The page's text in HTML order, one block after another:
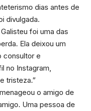
dias antes de
divulgada.
foi uma das
Ela deixou um
consultor e
no Instagram,
tristeza.”
o amigo de
Uma pessoa de